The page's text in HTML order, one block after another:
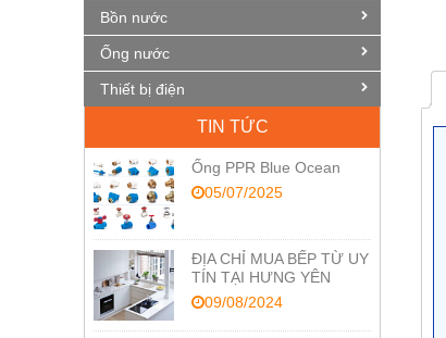
Bồn nước
Ống nước
Thiết bị điện
TIN TỨC
Ống PPR Blue Ocean
05/07/2025
ĐỊA CHỈ MUA BẾP TỪ UY
TÍN TẠI HƯNG YÊN
09/08/2024